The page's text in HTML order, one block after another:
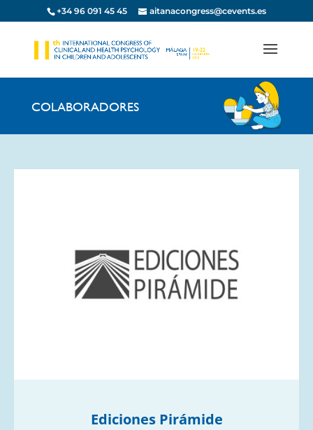
+34 96 091 45 45 aitanacongress@cevents.es
COLABORADORES
Ediciones Pirámide